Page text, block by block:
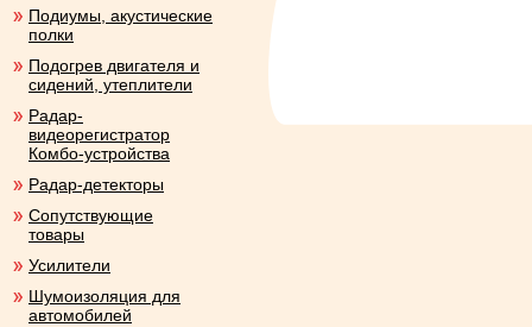
Подиумы, акустические
полки
Подогрев двигателя и
сидений, утеплители
Радар-
видеорегистратор
Комбо-устройства
Радар-детекторы
Сопутствующие
товары
Усилители
Шумоизоляция для
автомобилей